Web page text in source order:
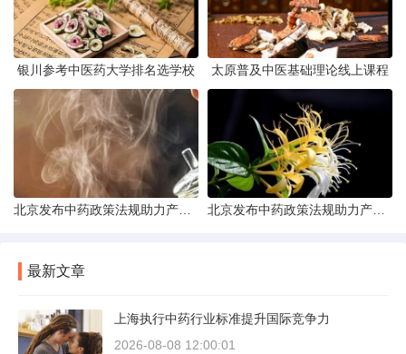
银川参考中医药大学排名选学校 太原普及中医基础理论线上课程
最新文章
上海执行中药行业标准提升国际竞争力
2026-08-08 12:00:01